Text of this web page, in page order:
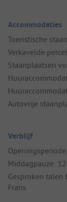
Accommodaties
Toeristische
Verkavelde
Staanplaatsen
Autovrije
Verblijf
Middagpauze:
Gesproken talen
Frans